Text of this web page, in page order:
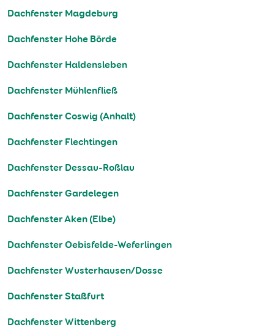
Dachfenster Magdeburg
Dachfenster Hohe Börde
Dachfenster Haldensleben
Dachfenster Mühlenfließ
Dachfenster Coswig (Anhalt)
Dachfenster Flechtingen
Dachfenster Dessau-Roßlau
Dachfenster Gardelegen
Dachfenster Aken (Elbe)
Dachfenster Oebisfelde-Weferlingen
Dachfenster Wusterhausen/Dosse
Dachfenster Staßfurt
Dachfenster Wittenberg